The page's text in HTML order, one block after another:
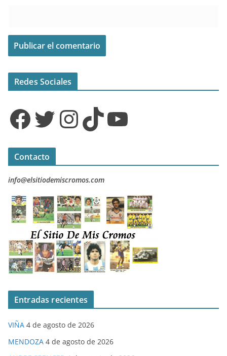
Redes Sociales
Facebook Twitter InstagramTikTok YouTube
Contacto
info@elsitiodemiscromos.com
Entradas recientes
VIÑA 4 de agosto de 2026
MENDOZA 4 de agosto de 2026